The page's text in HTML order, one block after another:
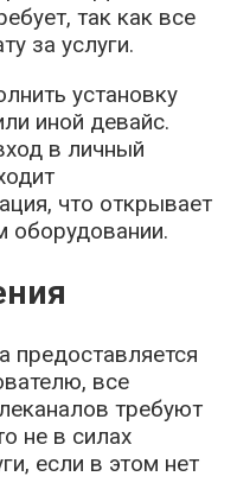
так как все
за услуги.
установку
иной девайс.
в личный
что открывает
оборудовании.
предоставляется
все
требуют
не в силах
если в этом нет